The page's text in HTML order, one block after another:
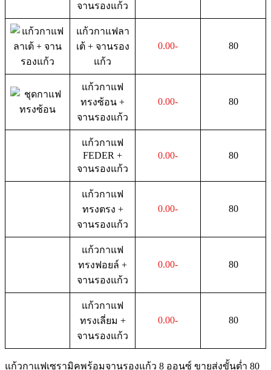
จานรองแก้ว
แก้วกาแฟลา
เต้ + จานรอง
แก้ว
0.00- 80
แก้วกาแฟ
ทรงซ้อน +
จานรองแก้ว
0.00- 80
แก้วกาแฟ
FEDER +
จานรองแก้ว
0.00- 80
แก้วกาแฟ
ทรงตรง +
จานรองแก้ว
0.00- 80
แก้วกาแฟ
ทรงฟอยล์ +
จานรองแก้ว
0.00- 80
แก้วกาแฟ
ทรงเลี่ยม +
จานรองแก้ว
0.00- 80
แก้วกาแฟเซรามิคพร้อมจานรองแก้ว 8 ออนซ์ ขายส่งขั้นต่ำ 80